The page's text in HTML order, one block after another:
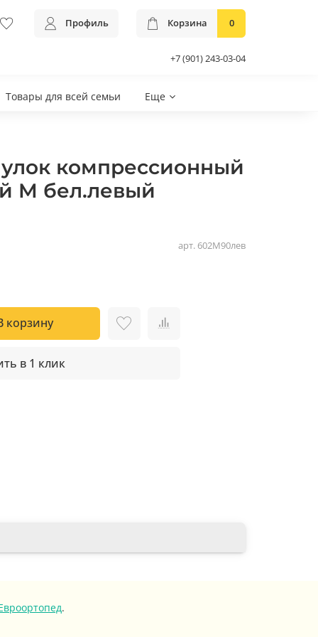
Профиль Корзина 0
+7 (901) 243-03-04
Товары для всей семьи Еще
арт. 602M90лев
компрессионный
M бел.левый
корзину
в 1 клик
.